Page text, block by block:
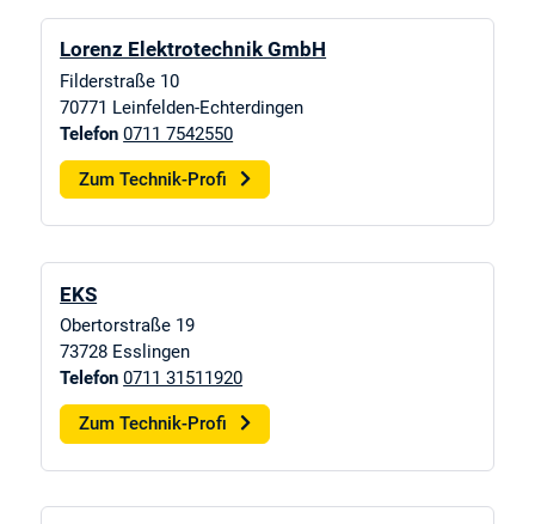
Lorenz Elektrotechnik GmbH
Filderstraße 10
70771 Leinfelden-Echterdingen
Telefon 0711 7542550
Zum Technik-Profi
EKS
Obertorstraße 19
73728 Esslingen
Telefon 0711 31511920
Zum Technik-Profi